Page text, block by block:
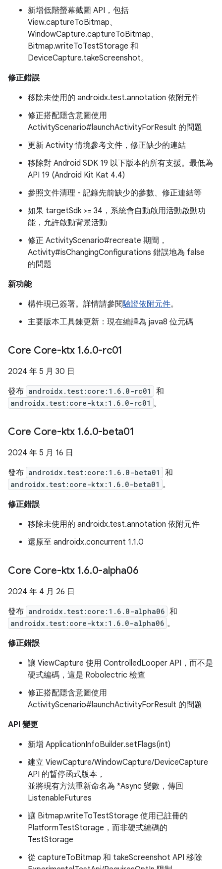
新增低階螢幕截圖 API，包括
View.captureToBitmap、
WindowCapture.captureToBitmap、
Bitmap.writeToTestStorage 和
DeviceCapture.takeScreenshot。
修正錯誤
移除未使用的 androidx.test.annotation 依附元件
修正搭配隱含意圖使用
ActivityScenario#launchActivityForResult 的問題
更新 Activity 情境參考文件，修正缺少的連結
移除對 Android SDK 19 以下版本的所有支援。最低為
API 19 (Android Kit Kat 4.4)
參照文件清理 - 記錄先前缺少的參數、修正連結等
如果 targetSdk >= 34，系統會自動啟用活動啟動功
能，允許啟動背景活動
修正 ActivityScenario#recreate 期間，
Activity#isChangingConfigurations 錯誤地為 false
的問題
新功能
構件現已簽署。詳情請參閱驗證依附元件。
主要版本工具鍊更新：現在編譯為 java8 位元碼
Core Core-ktx 1.6.0-rc01
2024 年 5 月 30 日
發布 androidx.test:core:1.6.0-rc01 和
androidx.test:core-ktx:1.6.0-rc01 。
Core Core-ktx 1.6.0-beta01
2024 年 5 月 16 日
發布 androidx.test:core:1.6.0-beta01 和
androidx.test:core-ktx:1.6.0-beta01 。
修正錯誤
移除未使用的 androidx.test.annotation 依附元件
還原至 androidx.concurrent 1.1.0
Core Core-ktx 1.6.0-alpha06
2024 年 4 月 26 日
發布 androidx.test:core:1.6.0-alpha06 和
androidx.test:core-ktx:1.6.0-alpha06 。
修正錯誤
讓 ViewCapture 使用 ControlledLooper API，而不是
硬式編碼，這是 Robolectric 檢查
修正搭配隱含意圖使用
ActivityScenario#launchActivityForResult 的問題
API 變更
新增 ApplicationInfoBuilder.setFlags(int)
建立 ViewCapture/WindowCapture/DeviceCapture
API 的暫停函式版本，
並將現有方法重新命名為 *Async 變數，傳回
ListenableFutures
讓 Bitmap.writeToTestStorage 使用已註冊的
PlatformTestStorage，而非硬式編碼的
TestStorage
從 captureToBitmap 和 takeScreenshot API 移除